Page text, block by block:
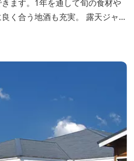
ます。1年を通して旬の食材や
く合う地酒も充実。 露天ジャク
には嬉しい！ 最高級のリゾート
にぜひお越しください。